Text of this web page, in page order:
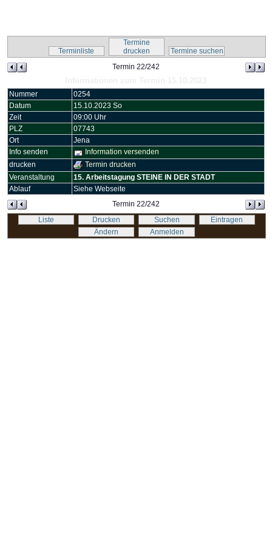
Terminliste
Termine
drucken
Termine suchen
Termin 22/242
Nummer
0254
Datum
15.10.2023 So
Zeit
09:00 Uhr
PLZ
07743
Ort
Jena
Info senden
Information versenden
drucken
Termin drucken
Veranstaltung
15. Arbeitstagung STEINE IN DER STADT
Ablauf
Siehe Webseite
Termin 22/242
Liste
Drucken Suchen
Eintragen
Ändern
Anmelden